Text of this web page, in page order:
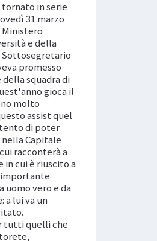
in serie
31 marzo
Ministero
e della
Sottosegretario
promesso
squadra di
gioca il
molto
assist quel
di poter
nella Capitale
racconterà a
cui è riuscito a
uomo vero e da
a lui va un
tutti quelli che